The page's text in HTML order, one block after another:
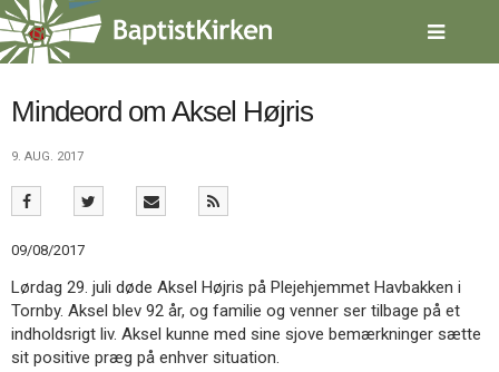
Spring
menu
over
gå
indhold Vend
forsiden
1.0:
Forside
3.0:
Kalender
4.0:
Inspiration
5.0:
Værktøjskassen
6.0:
Mission
Mindeord om Aksel Højris
9. AUG. 2017
09/08/2017
Lørdag 29. juli døde Aksel Højris på Plejehjemmet Havbakken i
Tornby. Aksel blev 92 år, og familie og venner ser tilbage på et
indholdsrigt liv. Aksel kunne med sine sjove bemærkninger sætte
sit positive præg på enhver situation.